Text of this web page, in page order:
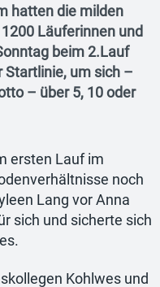
hatten die milden
Läuferinnen und
beim 2.Lauf
Startlinie, um sich –
– über 5, 10 oder
ersten Lauf im
noch
Lang vor Anna
sich und sicherte sich
Kohlwes und